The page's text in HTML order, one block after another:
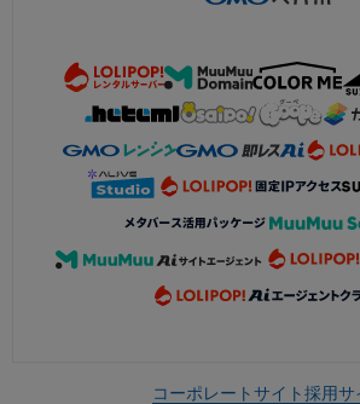
コーポレートサイト採用サ